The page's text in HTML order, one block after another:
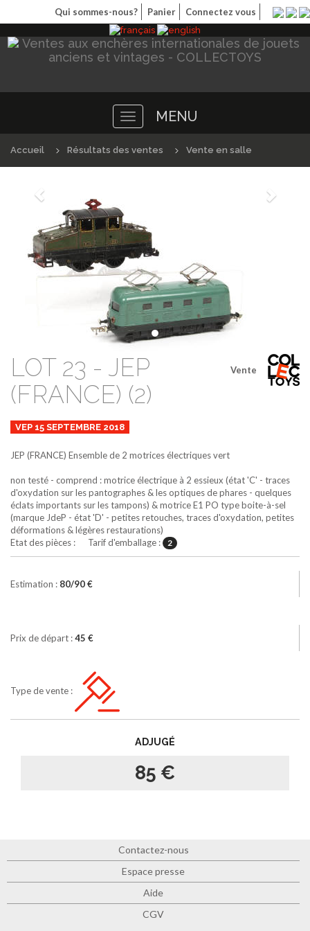
Qui sommes-nous? Panier Connectez vous
Toggle
navigation
MENU
Accueil Résultats des ventes Vente en salle
Précédént
Vente
LOT 23 - JEP
(FRANCE) (2)
VEP 15 SEPTEMBRE 2018
JEP (FRANCE) Ensemble de 2 motrices électriquesvert
non testé - comprend : motrice électrique à 2 essieux (état 'C' - traces
d'oxydation sur les pantographes & les optiques de phares - quelques
éclats importants sur les tampons) & motrice E1 PO type boite-à-sel
(marque JdeP - état 'D' - petites retouches, traces d'oxydation, petites
déformations & légères restaurations)
Etat des pièces : Tarif d'emballage :
2
Estimation : 80/90 €
Prix de départ :45 €
Type de vente :
ADJUGÉ
85 €
Contactez-nous
Espace presse
Aide
CGV